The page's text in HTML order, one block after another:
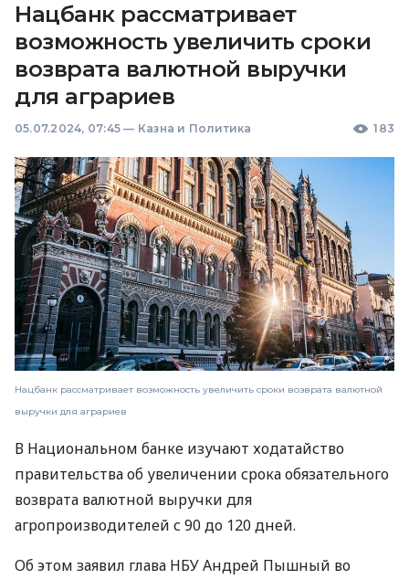
Нацбанк рассматривает
возможность увеличить сроки
возврата валютной выручки
для аграриев
05.07.2024, 07:45 — Казна и Политика 183
Нацбанк рассматривает возможность увеличить сроки возврата валютной
выручки для аграриев
В Национальном банке изучают ходатайство
правительства об увеличении срока обязательного
возврата валютной выручки для
агропроизводителей с 90 до 120 дней.
Об этом заявил глава НБУ Андрей Пышный во